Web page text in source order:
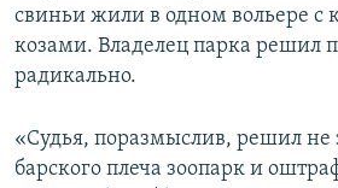
свиньи жили в одном вольере с
козами. Владелец парка решил
радикально.
«Судья, поразмыслив, решил не
барского плеча зоопарк и